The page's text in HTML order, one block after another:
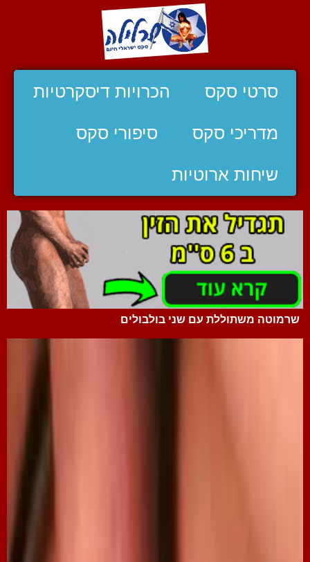
סרטי סקס הכרויות דיסקרטיות
מדריכי סקס סיפורי סקס
שיחות ארוטיות
שרמוטה משתוללת עם שני בולבולים